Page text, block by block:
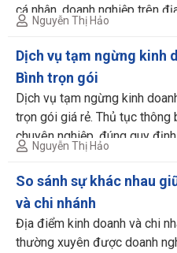
cá nhân, doanh nghiệp trên
thường tìm danh bạ số điện
thành phố Thủ Đức để liên hệ
Nguyễn Thị Hảo
Dịch vụ tạm ngừng kinh
Bình trọn gói
Dịch vụ tạm ngừng kinh
trọn gói giá rẻ. Thủ tục thông
chuyên nghiệp, đúng quy
tạm ngưng hoạt động nhanh
định về tạm ngừng kinh
Nguyễn Thị Hảo
So sánh sự khác nhau
và chi nhánh
Địa điểm kinh doanh và chi
thường xuyên được doanh